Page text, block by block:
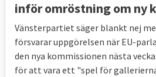
inför omröstning om ny
Vänsterpartiet säger blankt nej
försvarar uppgörelsen när EU-
den nya kommissionen nästa
för att vara ett "spel för